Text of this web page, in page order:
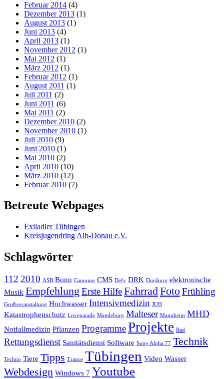
Februar 2014 (4)
Dezember 2013 (1)
August 2013 (1)
Juni 2013 (4)
April 2013 (1)
November 2012 (1)
Mai 2012 (1)
März 2012 (1)
Februar 2012 (1)
August 2011 (1)
Juli 2011 (2)
Juni 2011 (6)
Mai 2011 (2)
Dezember 2010 (2)
November 2010 (1)
Juli 2010 (9)
Juni 2010 (1)
Mai 2010 (2)
April 2010 (10)
März 2010 (12)
Februar 2010 (7)
Betreute Webpages
Exiladler Tübingen
Kreisjugendring Alb-Donau e.V.
Schlagwörter
112 2010 ASB Bonn Camping CMS Defy DRK Duisburg elektronische
Musik Empfehlung Erste HilfeFahrradFotoFrühling
Großveranstaltung Hochwasser Intensivmedizin JUH
Katastrophenschutz Loveparade Magdeburg Malteser Mannheim MHD
Notfallmedizin Pflanzen ProgrammeProjekte Rad
Rettungsdienst Sanitätsdienst Software Sony Alpha 77 Technik
Techno Tiere Tipps Trance Tübingen Video Wasser
Webdesign Windows 7 Youtube